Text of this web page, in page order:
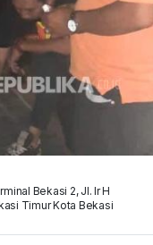
Bekasi 2, Jl. Ir H
Timur Kota Bekasi